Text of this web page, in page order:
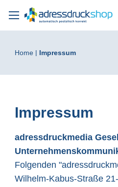
Home Impressum
Impressum
adressdruckmedia
Folgenden
Wilhelm-Kabus-Straße